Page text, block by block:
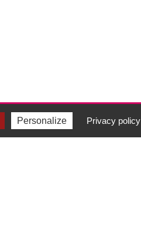
Personalize Privacy policy